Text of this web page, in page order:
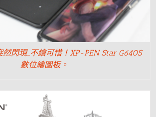
然閃現…不繪可惜！XP-PEN Star G640S
數位繪圖板。